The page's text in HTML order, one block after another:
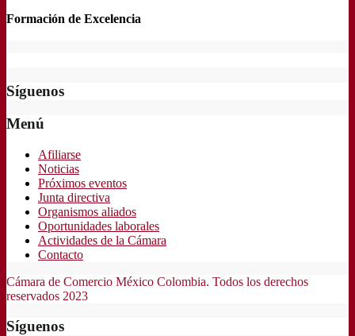
Formación de Excelencia
Síguenos
Menú
Afiliarse
Noticias
Próximos eventos
Junta directiva
Organismos aliados
Oportunidades laborales
Actividades de la Cámara
Contacto
Cámara de Comercio México Colombia. Todos los derechos
reservados 2023
Síguenos